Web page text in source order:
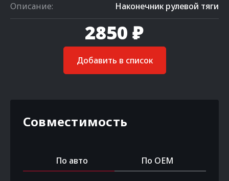
Описание: Наконечник рулевой тяги
2850 ₽
Добавить в список
Совместимость
По авто По OEM